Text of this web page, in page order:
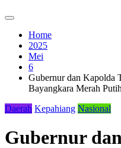
Home
2025
Mei
6
Gubernur dan Kapolda
Bayangkara Merah Putih
Daerah Kepahiang Nasional
Gubernur